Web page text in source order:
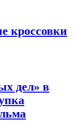
кроссовки
дел» в